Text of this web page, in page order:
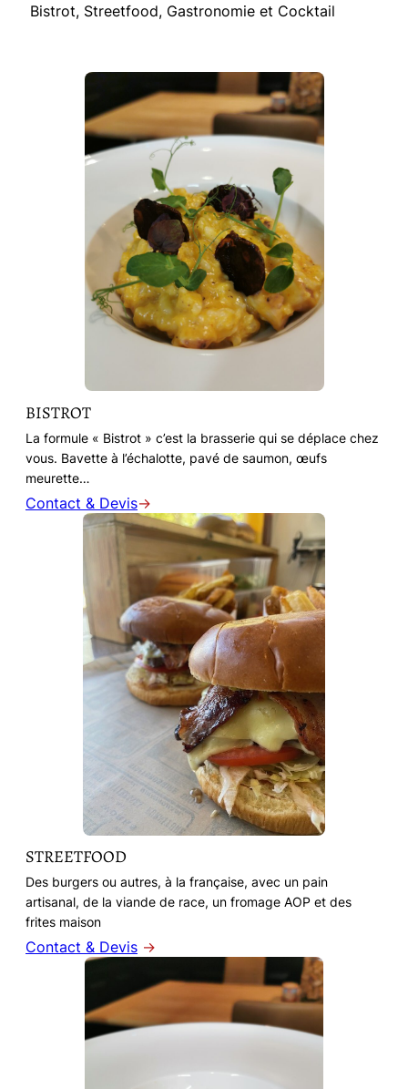
Bistrot, Streetfood, Gastronomie et Cocktail
BISTROT
La formule « Bistrot » c’est la brasserie qui se déplace chez
vous. Bavette à l’échalotte, pavé de saumon, œufs
meurette…
Contact & Devis→
STREETFOOD
Des burgers ou autres, à la française, avec un pain
artisanal, de la viande de race, un fromage AOP et des
frites maison
Contact & Devis →